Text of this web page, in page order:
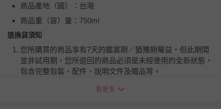
商品產地（國）：台灣
商品重（容）量：750ml
退換貨須知
您所購買的商品享有7天的鑑賞期／猶豫期權益，但此期間
並非試用期，您所退回的商品必須是未經使用的全新狀態，
包含完整包裝、配件、說明文件及贈品等。
看更多